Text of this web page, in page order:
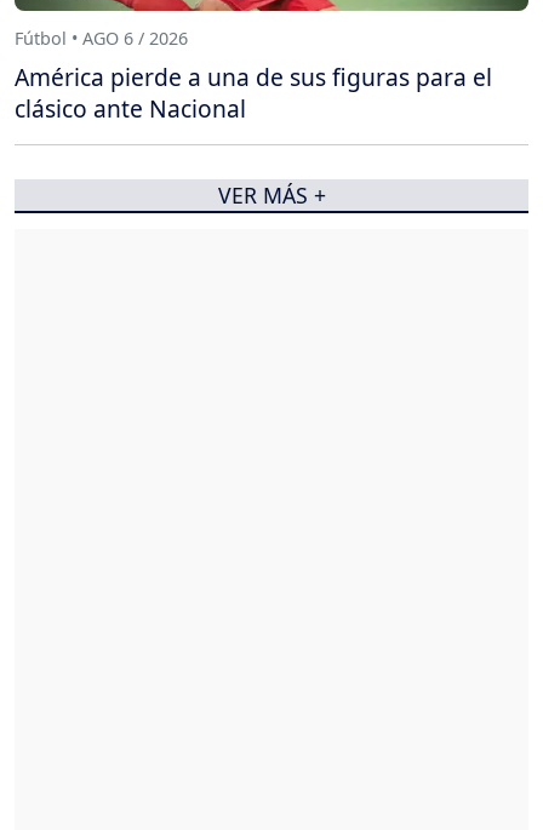
Fútbol • AGO 6 / 2026
América pierde a una de sus figuras para el
clásico ante Nacional
VER MÁS +